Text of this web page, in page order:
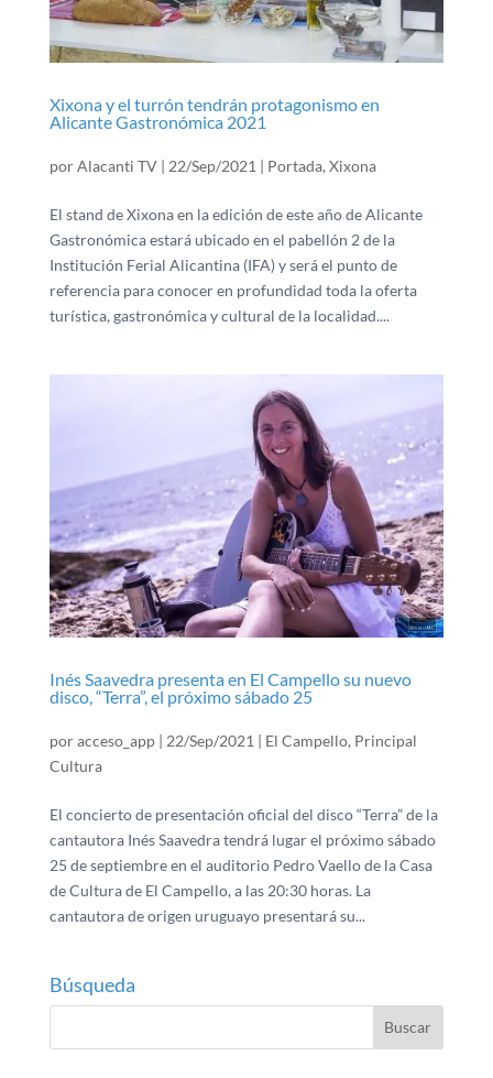
Xixona y el turrón tendrán protagonismo en
Alicante Gastronómica 2021
porAlacanti TV| 22/Sep/2021 | Portada, Xixona
El stand de Xixona en la edición de este año de Alicante
Gastronómica estará ubicado en el pabellón 2 de la
Institución Ferial Alicantina (IFA) y será el punto de
referencia para conocer en profundidad toda la oferta
turística, gastronómica y cultural de la localidad....
Inés Saavedra presenta en El Campello su nuevo
disco, “Terra”, el próximo sábado 25
poracceso_app| 22/Sep/2021 | El Campello, Principal
Cultura
El concierto de presentación oficial del disco “Terra” de la
cantautora Inés Saavedra tendrá lugar el próximo sábado
25 de septiembre en el auditorio Pedro Vaello de la Casa
de Cultura de El Campello, a las 20:30 horas. La
cantautora de origen uruguayo presentará su...
Búsqueda